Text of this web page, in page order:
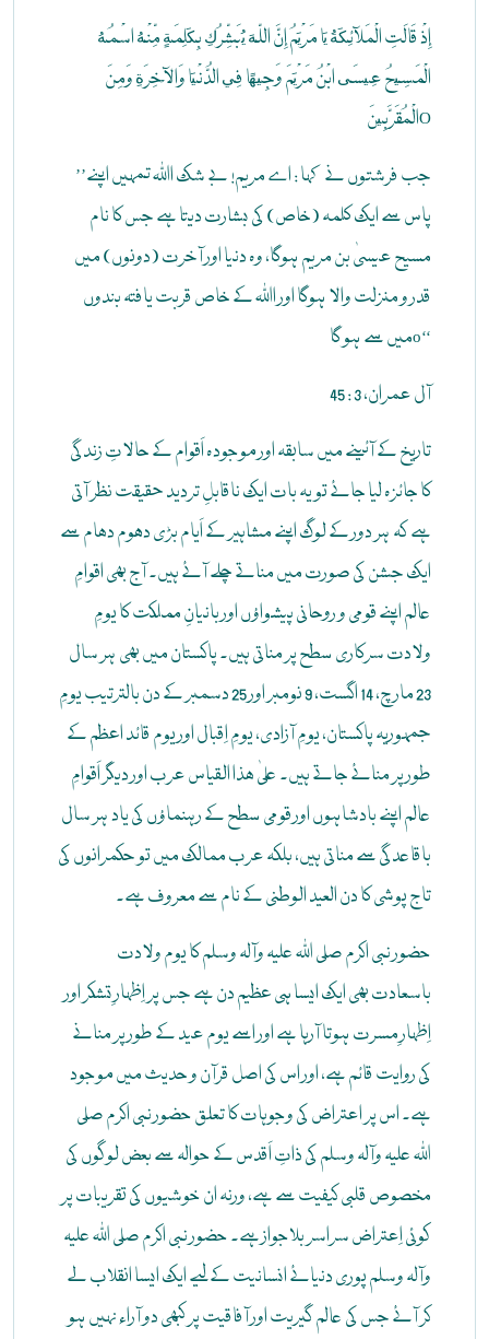
إِذْ قَالَتِ الْمَلآئِكَةُ يَا مَرْيَمُ إِنَّ اللّهَ يُبَشِّرُكِ بِكَلِمَةٍ مِّنْهُ اسْمُهُ
الْمَسِيحُ عِيسَى ابْنُ مَرْيَمَ وَجِيهًا فِي الدُّنْيَا وَالْآخِرَةِ وَمِنَ
الْمُقَرَّبِينَO
’’جب فرشتوں نے کہا : اے مریم! بے شک اﷲ تمہیں اپنے
پاس سے ایک کلمہ (خاص) کی بشارت دیتا ہے جس کا نام
مسیح عیسیٰ بن مریم ہوگا، وہ دنیا اور آخرت (دونوں) میں
قدر و منزلت والا ہوگا اور اﷲ کے خاص قربت یافتہ بندوں
میں سے ہو گاo‘‘
آل عمران، 3 : 45
تاریخ کے آئینے میں سابقہ اور موجودہ اَقوام کے حالاتِ زندگی
کا جائزہ لیا جائے تو یہ بات ایک ناقابلِ تردید حقیقت نظر آتی
ہے کہ ہر دور کے لوگ اپنے مشاہیر کے اَیام بڑی دھوم دھام سے
ایک جشن کی صورت میں مناتے چلے آئے ہیں۔ آج بھی اقوامِ
عالم اپنے قومی و روحانی پیشواؤں اور بانیانِ مملکت کا یومِ
ولادت سرکاری سطح پر مناتی ہیں۔ پاکستان میں بھی ہر سال
23 مارچ، 14 اگست، 9 نومبر اور 25 دسمبر کے دن بالترتیب یومِ
جمہوریہ پاکستان، یومِ آزادی، یومِ اِقبال اور یوم قائد اعظم کے
طور پر منائے جاتے ہیں۔ علیٰ ھذا القیاس عرب اور دیگر اَقوامِ
عالم اپنے بادشاہوں اور قومی سطح کے رہنماؤں کی یاد ہر سال
باقاعدگی سے مناتی ہیں، بلکہ عرب ممالک میں تو حکمرانوں کی
تاج پوشی کا دن العید الوطنی کے نام سے معروف ہے۔
حضور نبی اکرم صلی اللہ علیہ وآلہ وسلم کا یوم ولادت
باسعادت بھی ایک ایسا ہی عظیم دن ہے جس پر اِظہارِ تشکر اور
اِظہارِ مسرت ہوتا آرہا ہے اور اسے یوم عید کے طور پر منانے
کی روایت قائم ہے، اور اس کی اصل قرآن و حدیث میں موجود
ہے۔ اس پر اعتراض کی وجوہات کا تعلق حضور نبی اکرم صلی
اللہ علیہ وآلہ وسلم کی ذاتِ اَقدس کے حوالہ سے بعض لوگوں کی
مخصوص قلبی کیفیت سے ہے، ورنہ ان خوشیوں کی تقریبات پر
کوئی اِعتراض سراسر بلاجواز ہے۔ حضور نبی اکرم صلی اللہ علیہ
وآلہ وسلم پوری دنیائے انسانیت کے لیے ایک ایسا انقلاب لے
کر آئے جس کی عالم گیریت اور آفاقیت پر کبھی دو آراء نہیں ہو